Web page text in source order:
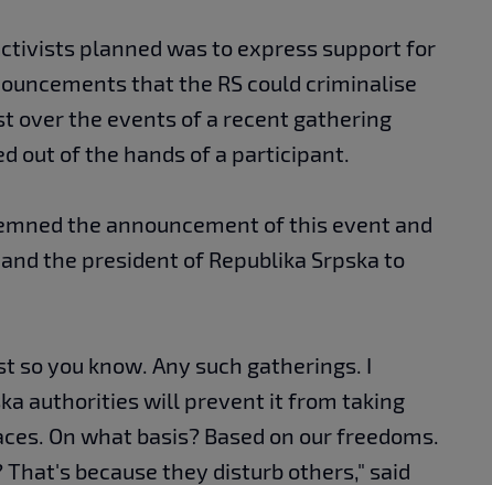
planned was to express support for
that the RS could criminalise
over the events of a recent gathering
out of the hands of a participant.
the announcement of this event and
the president of Republika Srpska to
so you know. Any such gatherings. I
authorities will prevent it from taking
On what basis? Based on our freedoms.
because they disturb others," said